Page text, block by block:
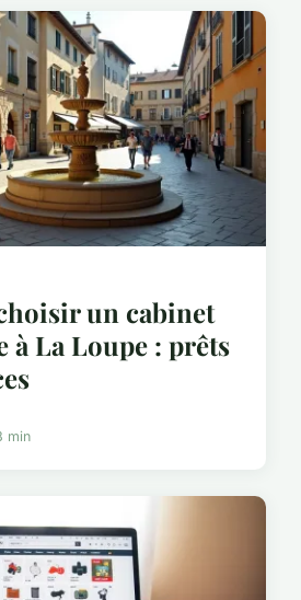
un cabinet
à La Loupe : prêts
min